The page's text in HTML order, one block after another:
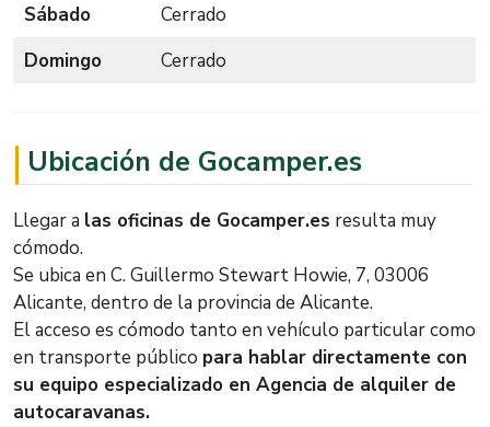
Sábado
Cerrado
Domingo
Cerrado
Ubicación de Gocamper.es
Llegar a las oficinas de Gocamper.es resulta muy
cómodo.
Se ubica en C. Guillermo Stewart Howie, 7, 03006
Alicante, dentro de la provincia de Alicante.
El acceso es cómodo tanto en vehículo particular como
en transporte público para hablar directamente con
su equipo especializado en Agencia de alquiler de
autocaravanas.